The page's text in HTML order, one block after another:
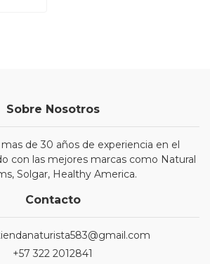
Sobre Nosotros
de 30 años de experiencia en el
con las mejores marcas como Natural
Solgar, Healthy America.
Contacto
+57 322 2012841